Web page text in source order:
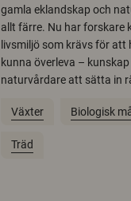
gamla eklandskap och
allt färre. Nu har forskare
livsmiljö som krävs för att
kunna överleva –
naturvårdare att sätta in
Växter Biologisk
Träd